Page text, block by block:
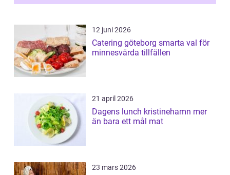
12 juni 2026
Catering göteborg smarta val för
minnesvärda tillfällen
21 april 2026
Dagens lunch kristinehamn mer
än bara ett mål mat
23 mars 2026